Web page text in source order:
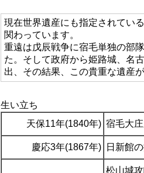
現在世界遺産にも指定されてい
関わっています。
重遠は戊辰戦争に宿毛単独の部
た。そして政府から姫路城、名
出、その結果、この貴重な遺産
生い立ち
天保11年(1840年) 宿毛大
慶応3年(1867年) 日新館
松山城